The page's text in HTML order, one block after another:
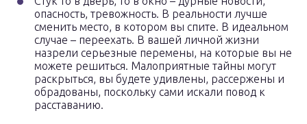
опасность, тревожность. В реальности лучше
сменить место, в котором вы спите. В идеальном
случае – переехать. В вашей личной жизни
назрели серьезные перемены, на которые вы не
можете решиться. Малоприятные тайны могут
раскрыться, вы будете удивлены, рассержены и
обрадованы, поскольку сами искали повод к
расставанию.